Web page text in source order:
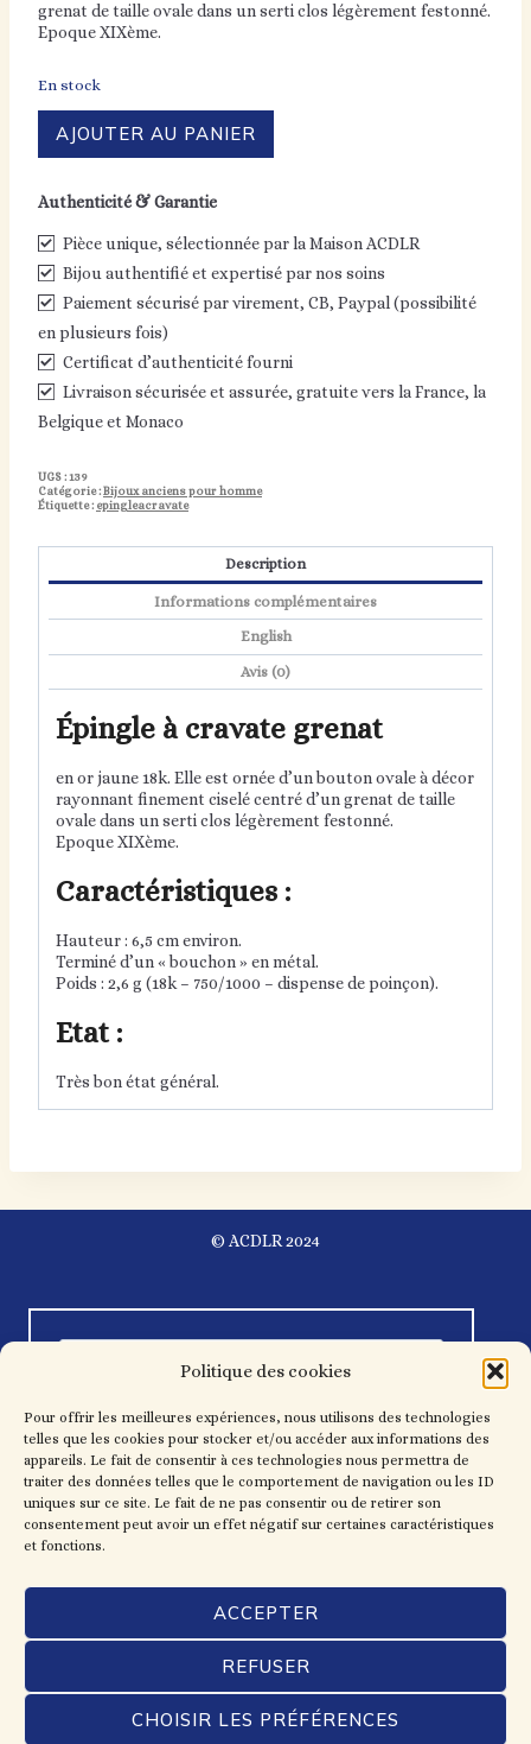
Politique des cookies
Pour offrir les meilleures expériences, nous utilisons des technologies
telles que les cookies pour stocker et/ou accéder aux informations des
appareils. Le fait de consentir à ces technologies nous permettra de
traiter des données telles que le comportement de navigation ou les ID
uniques sur ce site. Le fait de ne pas consentir ou de retirer son
consentement peut avoir un effet négatif sur certaines caractéristiques
et fonctions.
ACCEPTER
REFUSER
CHOISIR LES PRÉFÉRENCES
grenat de taille ovale dans un serti clos légèrement festonné.
Epoque XIXème.
En stock
Épingle
cravate
AJOUTER AU PANIER
Authenticité & Garantie
Pièce unique, sélectionnée par la Maison ACDLR
Bijou authentifié et expertisé par nos soins
Paiement sécurisé par virement, CB, Paypal (possibilité
en plusieurs fois)
Certificat d’authenticité fourni
Livraison sécurisée et assurée, gratuite vers la France, la
Belgique et Monaco
UGS : 139
Catégorie :Bijoux anciens pour homme
Étiquette : epingleacravate
Description
Informations complémentaires
English
Avis (0)
Épingle à cravate grenat
en or jaune 18k. Elle est ornée d’un bouton ovale à décor
rayonnant finement ciselé centré d’un grenat de taille
ovale dans un serti clos légèrement festonné.
Epoque XIXème.
Caractéristiques :
Hauteur : 6,5 cm environ.
Terminé d’un « bouchon » en métal.
Poids : 2,6 g (18k – 750/1000 – dispense de poinçon).
Etat :
Très bon état général.
© ACDLR 2024
Mentions légales